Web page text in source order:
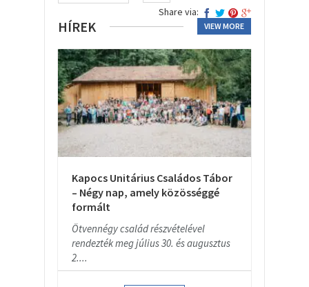
Share via:
HÍREK VIEW MORE
Kapocs Unitárius Családos Tábor
– Négy nap, amely közösséggé
formált
Ötvennégy család részvételével
rendezték meg július 30. és augusztus
2....